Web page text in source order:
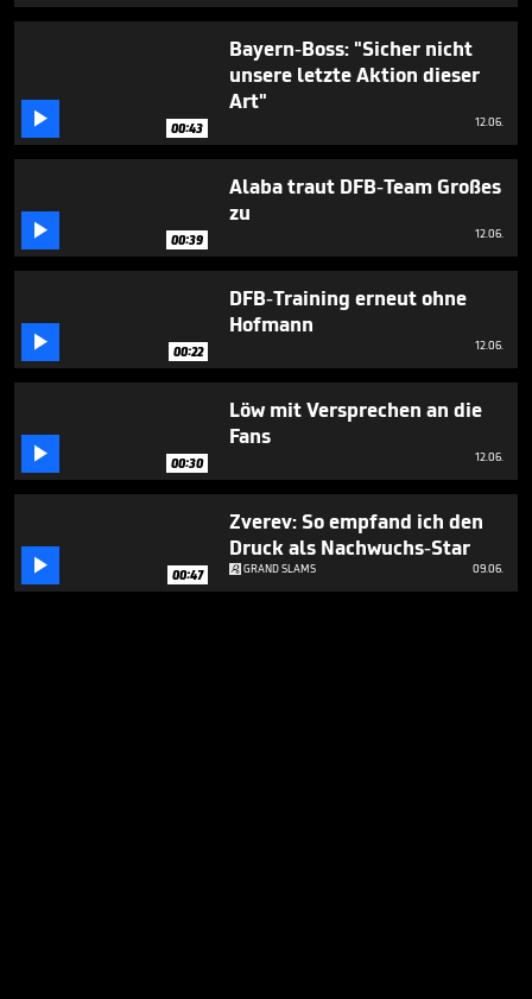
 00:43
Bayern-Boss: "Sicher nicht
unsere letzte Aktion dieser
Art"
12.06.
 00:39
Alaba traut DFB-Team Großes
zu
12.06.
 00:22
DFB-Training erneut ohne
Hofmann
12.06.
 00:30
Löw mit Versprechen an die
Fans
12.06.
 00:47
Zverev: So empfand ich den
Druck als Nachwuchs-Star
GRAND SLAMS 09.06.